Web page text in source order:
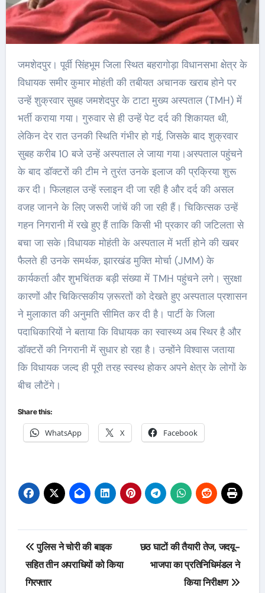
जमशेदपुर। पूर्वी सिंहभूम जिला स्थित बहरागोड़ा विधानसभा क्षेत्र के
विधायक समीर कुमार मोहंती की तबीयत अचानक खराब होने पर
उन्हें शुक्रवार सुबह जमशेदपुर के टाटा मुख्य अस्पताल (TMH) में
भर्ती कराया गया। गुरुवार से ही उन्हें पेट दर्द की शिकायत थी,
लेकिन देर रात उनकी स्थिति गंभीर हो गई, जिसके बाद शुक्रवार
सुबह करीब 10 बजे उन्हें अस्पताल ले जाया गया।अस्पताल पहुंचने
के बाद डॉक्टरों की टीम ने तुरंत उनके इलाज की प्रक्रिया शुरू
कर दी। फिलहाल उन्हें स्लाइन दी जा रही है और दर्द की असल
वजह जानने के लिए जरूरी जांचें की जा रही हैं। चिकित्सक उन्हें
गहन निगरानी में रखे हुए हैं ताकि किसी भी प्रकार की जटिलता से
बचा जा सके।विधायक मोहंती के अस्पताल में भर्ती होने की खबर
फैलते ही उनके समर्थक, झारखंड मुक्ति मोर्चा (JMM) के
कार्यकर्ता और शुभचिंतक बड़ी संख्या में TMH पहुंचने लगे। सुरक्षा
कारणों और चिकित्सकीय ज़रूरतों को देखते हुए अस्पताल प्रशासन
ने मुलाकात की अनुमति सीमित कर दी है। पार्टी के जिला
पदाधिकारियों ने बताया कि विधायक का स्वास्थ्य अब स्थिर है और
डॉक्टरों की निगरानी में सुधार हो रहा है। उन्होंने विश्वास जताया
कि विधायक जल्द ही पूरी तरह स्वस्थ होकर अपने क्षेत्र के लोगों के
बीच लौटेंगे।
Share this:
WhatsApp X Facebook
Post
navigation
पुलिस ने चोरी की बाइक
सहित तीन अपराधियों को किया
गिरफ्तार
छठ घाटों की तैयारी तेज, जदयू-
भाजपा का प्रतिनिधिमंडल ने
किया निरीक्षण